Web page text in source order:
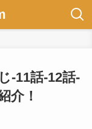
-11話-12話-
介！